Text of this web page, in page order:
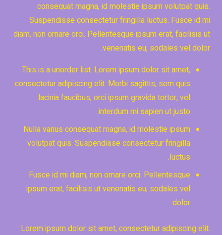
consequat magna, id molestie ipsum volutpat quis.
Suspendisse consectetur fringilla luctus. Fusce id mi
diam, non ornare orci. Pellentesque ipsum erat, facilisis ut
venenatis eu, sodales vel dolor.
This is a unorder list. Lorem ipsum dolor sit amet,
consectetur adipiscing elit. Morbi sagittis, sem quis
lacinia faucibus, orci ipsum gravida tortor, vel
interdum mi sapien ut justo.
Nulla varius consequat magna, id molestie ipsum
volutpat quis. Suspendisse consectetur fringilla
luctus.
Fusce id mi diam, non ornare orci. Pellentesque
ipsum erat, facilisis ut venenatis eu, sodales vel
dolor.
Lorem ipsum dolor sit amet, consectetur adipiscing elit.